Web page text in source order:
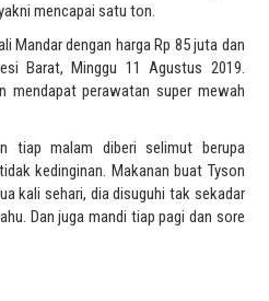
mencapai satu ton.
Mandar dengan harga Rp 85 juta dan
Barat, Minggu 11 Agustus 2019.
mendapat perawatan super mewah
tiap malam diberi selimut berupa
kedinginan. Makanan buat Tyson
kali sehari, dia disuguhi tak sekadar
Dan juga mandi tiap pagi dan sore